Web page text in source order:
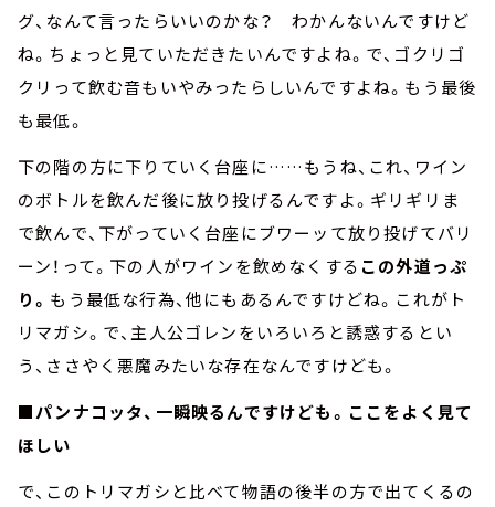
グ、なんて言ったらいいのかな？ わかんないんですけど
ね。ちょっと見ていただきたいんですよね。で、ゴクリゴ
クリって飲む音もいやみったらしいんですよね。もう最後
も最低。
下の階の方に下りていく台座に……もうね、これ、ワイン
のボトルを飲んだ後に放り投げるんですよ。ギリギリま
で飲んで、下がっていく台座にブワーッて放り投げてバリ
ーン！って。下の人がワインを飲めなくする この外道っぷ
り。 もう最低な行為、他にもあるんですけどね。これがト
リマガシ。で、主人公ゴレンをいろいろと誘惑するとい
う、ささやく悪魔みたいな存在なんですけども。
■パンナコッタ、一瞬映るんですけども。ここをよく見て
ほしい
で、このトリマガシと比べて物語の後半の方で出てくるの